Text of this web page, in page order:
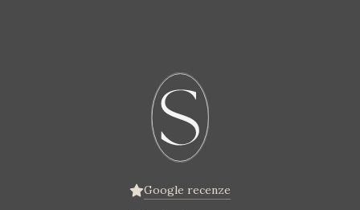
Google recenze